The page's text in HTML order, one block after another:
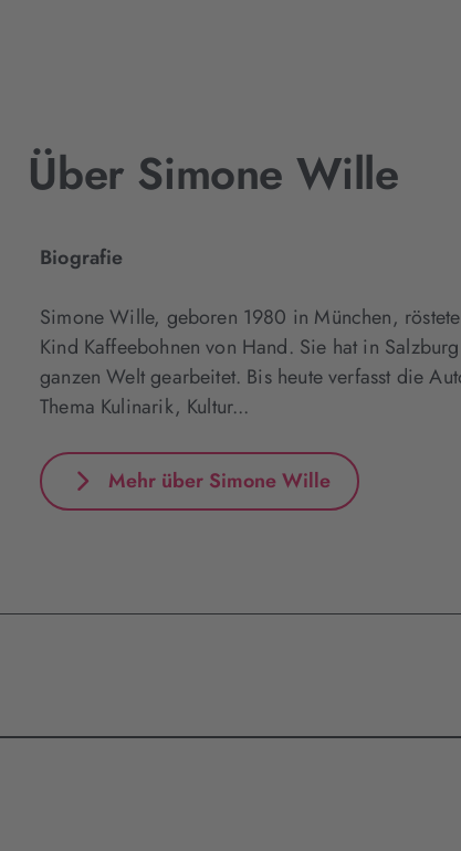
Über Simone Wille
Biografie
Simone Wille, geboren 1980 in München,
Kind Kaffeebohnen von Hand. Sie hat in
ganzen Welt gearbeitet. Bis heute verfasst die
Thema Kulinarik, Kultur...
Mehr über Simone Wille